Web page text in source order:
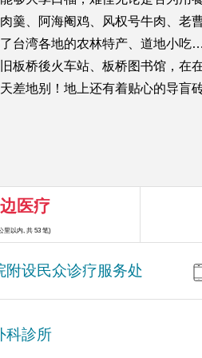
羹、阿海阉鸡、风权号牛肉、老
台湾各地的农林特产、道地小
板桥後火车站、板桥图书馆，在
差地别！地上还有着贴心的导盲
医疗
里以内, 共 53 笔)
附设民众诊疗服务处
科診所